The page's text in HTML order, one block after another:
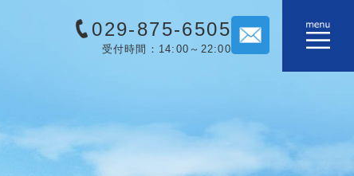
029-875-6505
受付時間：14:00～22:00